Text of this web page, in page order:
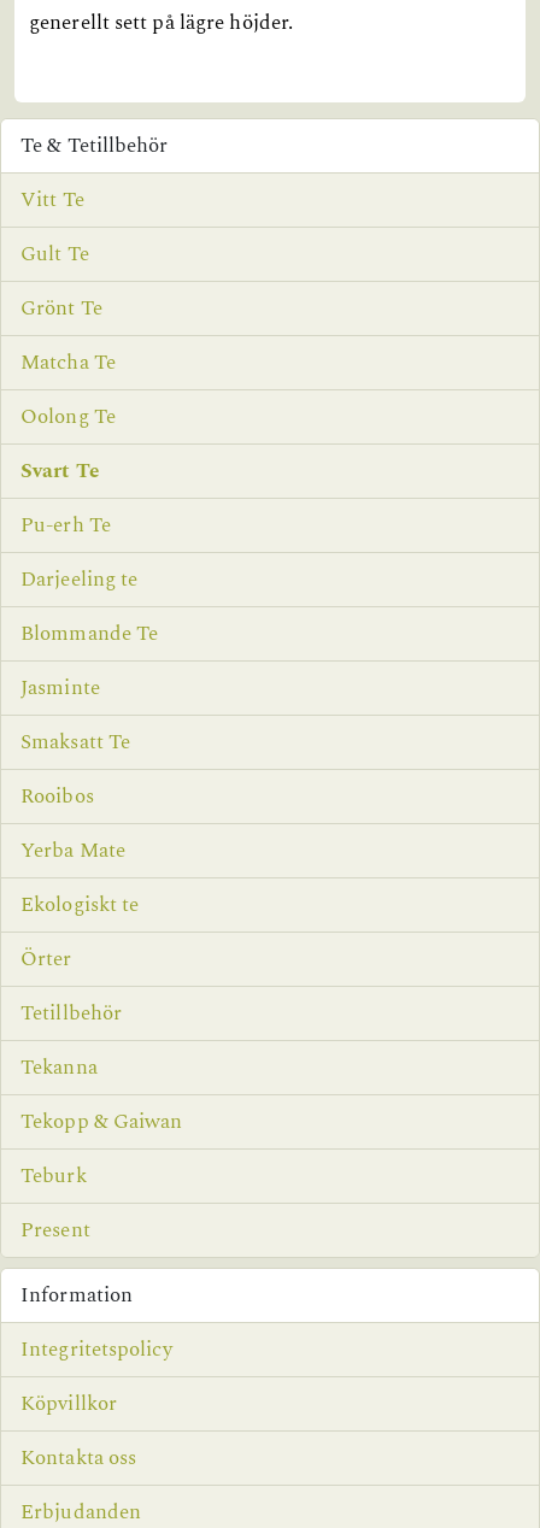
generellt sett på lägre höjder.
Te & Tetillbehör
Vitt Te
Gult Te
Grönt Te
Matcha Te
Oolong Te
Svart Te
Pu-erh Te
Darjeeling te
Blommande Te
Jasminte
Smaksatt Te
Rooibos
Yerba Mate
Ekologiskt te
Örter
Tetillbehör
Tekanna
Tekopp & Gaiwan
Teburk
Present
Information
Integritetspolicy
Köpvillkor
Kontakta oss
Erbjudanden